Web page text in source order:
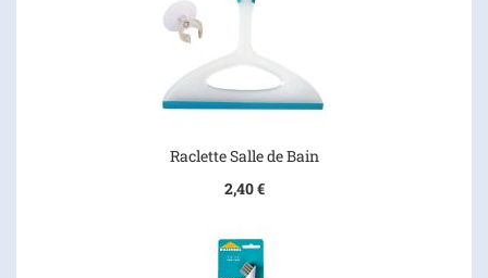
Raclette Salle de Bain
2,40 €